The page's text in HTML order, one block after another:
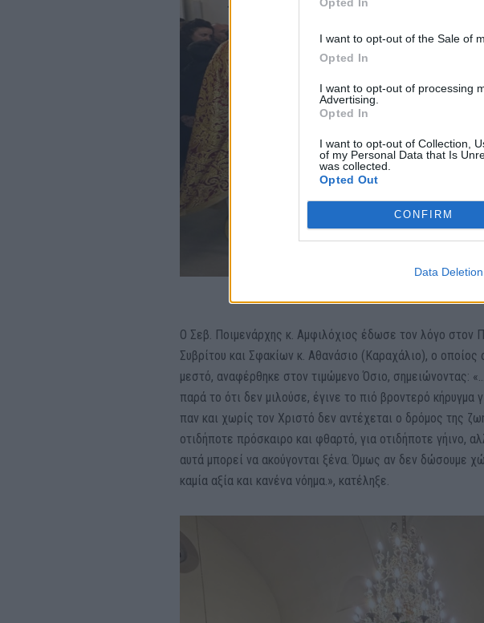
I want to opt-out of the Sale of
Opted In
I want to opt-out of processing
Advertising.
Opted In
I want to opt-out of Collection,
of my Personal Data that Is
was collected.
Opted Out
CONFIRM
Data Deletion
Ο Σεβ. Ποιμενάρχης κ. Αμφιλόχιος έδωσε τον λόγο
Συβρίτου και Σφακίων κ. Αθανάσιο (Καραχάλιο), ο
μεστό, αναφέρθηκε στον τιμώμενο Όσιο, σημειώνοντας:
παρά το ότι δεν μιλούσε, έγινε το πιό βροντερό κήρυγμα
παν και χωρίς τον Χριστό δεν αντέχεται ο δρόμος της
οτιδήποτε πρόσκαιρο και φθαρτό, για οτιδήποτε γήινο,
αυτά μπορεί να ακούγονται ξένα. Όμως αν δεν δώσουμε
καμία αξία και κανένα νόημα.», κατέληξε.